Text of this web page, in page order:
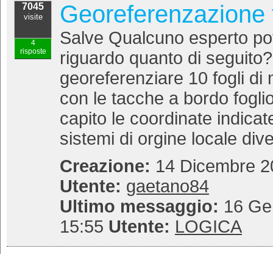
7045
visite
4
risposte
Salve Qualcuno esperto
riguardo quanto di
georeferenziare 10 fogli di
con le tacche a bordo
capito le coordinate
sistemi di orgine locale
Creazione: 14 Dicembre
Utente: gaetano84
Ultimo messaggio: 16
15:55 Utente: LOGICA